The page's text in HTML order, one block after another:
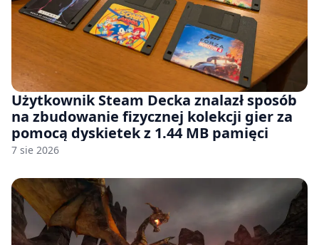
Użytkownik Steam Decka znalazł sposób
na zbudowanie fizycznej kolekcji gier za
pomocą dyskietek z 1.44 MB pamięci
7 sie 2026